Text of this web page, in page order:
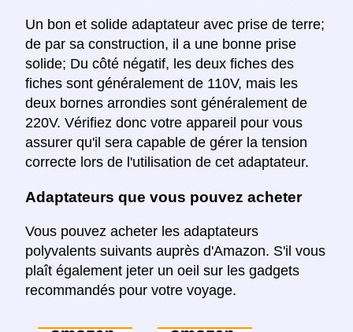
Un bon et solide adaptateur avec prise de terre;
de par sa construction, il a une bonne prise
solide; Du côté négatif, les deux fiches des
fiches sont généralement de 110V, mais les
deux bornes arrondies sont généralement de
220V. Vérifiez donc votre appareil pour vous
assurer qu'il sera capable de gérer la tension
correcte lors de l'utilisation de cet adaptateur.
Adaptateurs que vous pouvez acheter
Vous pouvez acheter les adaptateurs
polyvalents suivants auprès d'Amazon. S'il vous
plaît également jeter un oeil sur les gadgets
recommandés pour votre voyage.